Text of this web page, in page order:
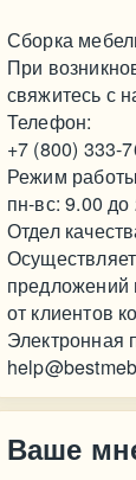
Сборка
При
свяжитесь с
Телефон:
+7 (800) 333-
Режим работы
пн-вс: 9.00 до
Отдел
предложений
от клиентов
Электронная
Ваше